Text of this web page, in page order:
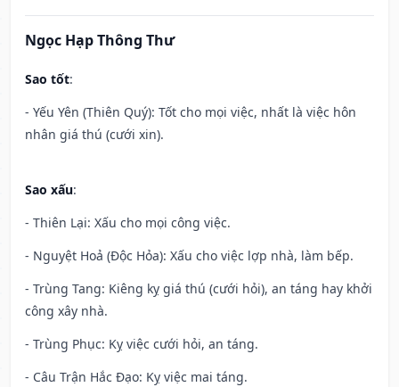
Ngọc Hạp Thông Thư
Sao tốt:
- Yếu Yên (Thiên Quý): Tốt cho mọi việc, nhất là việc hôn
nhân giá thú (cưới xin).
Sao xấu:
- Thiên Lại: Xấu cho mọi công việc.
- Nguyệt Hoả (Độc Hỏa): Xấu cho việc lợp nhà, làm bếp.
- Trùng Tang: Kiêng kỵ giá thú (cưới hỏi), an táng hay khởi
công xây nhà.
- Trùng Phục: Kỵ việc cưới hỏi, an táng.
- Câu Trận Hắc Đạo: Kỵ việc mai táng.